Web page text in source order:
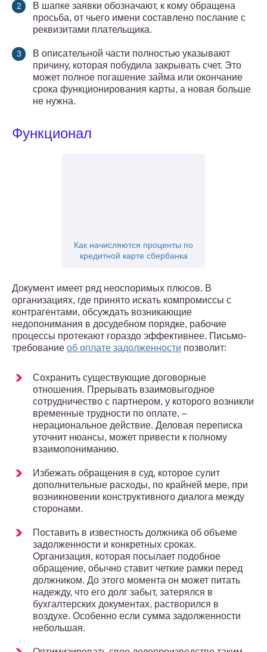
В шапке заявки обозначают, к кому обращена
просьба, от чьего имени составлено послание с
реквизитами плательщика.
В описательной части полностью указывают
причину, которая побудила закрывать счет. Это
может полное погашение займа или окончание
срока функционирования карты, а новая больше
не нужна.
Функционал
Как начисляются проценты по
кредитной карте сбербанка
Документ имеет ряд неоспоримых плюсов. В
организациях, где принято искать компромиссы с
контрагентами, обсуждать возникающие
недопонимания в досудебном порядке, рабочие
процессы протекают гораздо эффективнее. Письмо-
требование об оплате задолженности позволит:
Сохранить существующие договорные
отношения. Прерывать взаимовыгодное
сотрудничество с партнером, у которого возникли
временные трудности по оплате, –
нерациональное действие. Деловая переписка
уточнит нюансы, может привести к полному
взаимопониманию.
Избежать обращения в суд, которое сулит
дополнительные расходы, по крайней мере, при
возникновении конструктивного диалога между
сторонами.
Поставить в известность должника об объеме
задолженности и конкретных сроках.
Организация, которая посылает подобное
обращение, обычно ставит четкие рамки перед
должником. До этого момента он может питать
надежду, что его долг забыт, затерялся в
бухгалтерских документах, растворился в
воздухе. Особенно если сумма задолженности
небольшая.